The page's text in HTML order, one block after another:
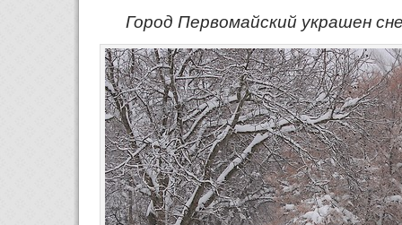
Город Первомайский украшен